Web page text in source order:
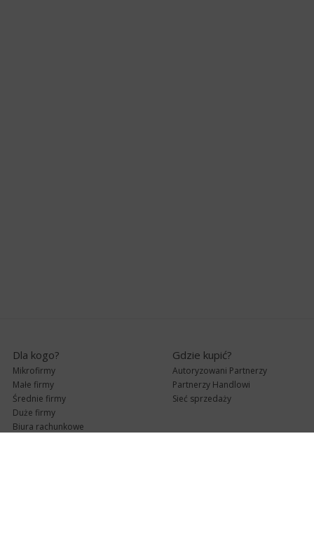
Dla kogo?
Mikrofirmy
Małe firmy
Średnie firmy
Duże firmy
Biura rachunkowe
Gdzie kupić?
Autoryzowani Partnerzy
Partnerzy Handlowi
Sieć sprzedaży